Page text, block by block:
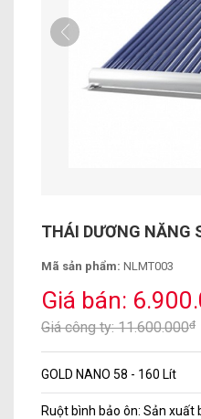
THÁI DƯƠNG NĂNG
Mã sản phẩm: NLMT003
Giá bán:
Giá công ty: 11.600.000đ
GOLD NANO 58 - 160 Lít
Ruột bình bảo ôn: Sản xuất